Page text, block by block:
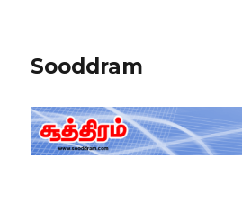
Sooddram